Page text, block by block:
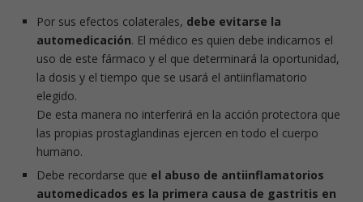
Por sus efectos colaterales, debe evitarse la
automedicación. El médico es quien debe indicarnos el
uso de este fármaco y el que determinará la oportunidad,
la dosis y el tiempo que se usará el antiinflamatorio
elegido.
De esta manera no interferirá en la acción protectora que
las propias prostaglandinas ejercen en todo el cuerpo
humano.
Debe recordarse que el abuso de antiinflamatorios
automedicados es la primera causa de gastritis en